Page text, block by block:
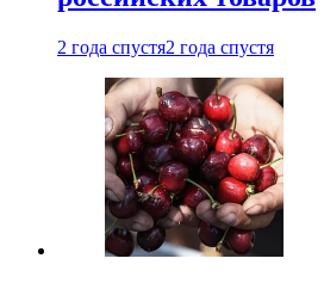
2 года спустя2 года спустя